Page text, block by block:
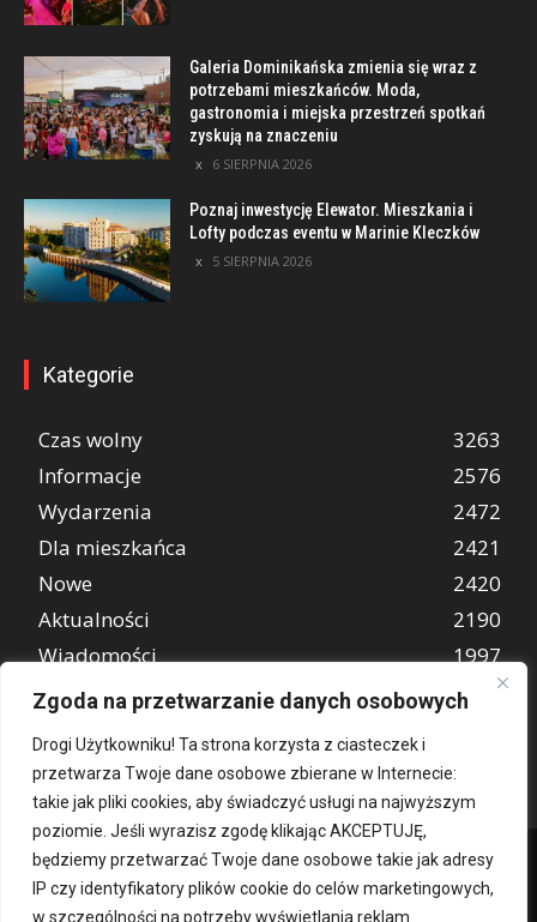
Zgoda na przetwarzanie danych osobowych
Drogi Użytkowniku! Ta strona korzysta z ciasteczek i
przetwarza Twoje dane osobowe zbierane w Internecie:
takie jak pliki cookies, aby świadczyć usługi na najwyższym
poziomie. Jeśli wyrazisz zgodę klikając AKCEPTUJĘ,
będziemy przetwarzać Twoje dane osobowe takie jak adresy
IP czy identyfikatory plików cookie do celów marketingowych,
w szczególności na potrzeby wyświetlania reklam
Galeria Dominikańska zmienia się wraz z
potrzebami mieszkańców. Moda,
gastronomia i miejska przestrzeń spotkań
zyskują na znaczeniu
6 SIERPNIA 2026
Poznaj inwestycję Elewator. Mieszkania i
Lofty podczas eventu w Marinie Kleczków
5 SIERPNIA 2026
Kategorie
Czas wolny
3263
Informacje
2576
Wydarzenia
2472
Dla mieszkańca
2421
Nowe
2420
Aktualności
2190
Wiadomości
1997
REKLAMA
849